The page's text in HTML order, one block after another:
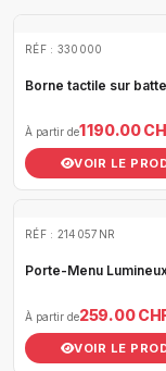
RÉF : 330000
Borne tactile sur
À partir de1 190.00
VOIR LE
RÉF : 214057NR
Porte-Menu
À partir de259.00
VOIR LE